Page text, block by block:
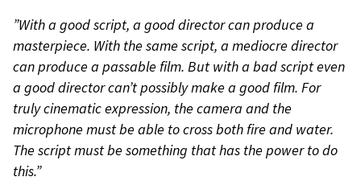
”With a good script, a good director can produce a
masterpiece. With the same script, a mediocre director
can produce a passable film. But with a bad script even
a good director can’t possibly make a good film. For
truly cinematic expression, the camera and the
microphone must be able to cross both fire and water.
The script must be something that has the power to do
this.”